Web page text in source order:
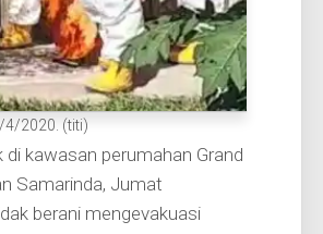
4/2020. (titi)
kawasan perumahan Grand
Samarinda, Jumat
berani mengevakuasi